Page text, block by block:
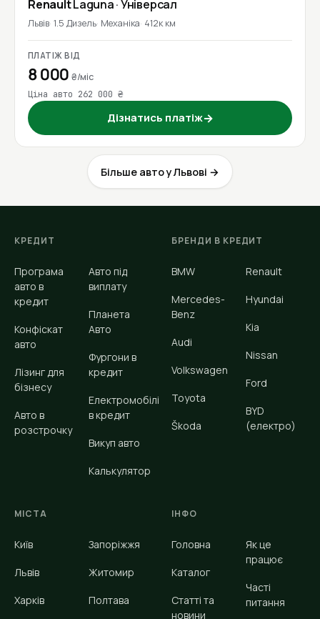
RenaultLaguna· Універсал
Львів 1.5 Дизель Механіка 412к км
ПЛАТІЖ ВІД
8 000₴/міс
Ціна авто 262 000 ₴
Дізнатись платіж→
Більше авто у Львові →
КРЕДИТ
Програма
авто в
кредит
Конфіскат
авто
Лізинг для
бізнесу
Авто в
розстрочку
Авто під
виплату
Планета
Авто
Фургони в
кредит
Електромобілі
в кредит
Викуп авто
Калькулятор
БРЕНДИ В КРЕДИТ
BMW
Mercedes-
Benz
Audi
Volkswagen
Toyota
Škoda
Renault
Hyundai
Kia
Nissan
Ford
BYD
(електро)
МІСТА
Київ
Львів
Харків
Запоріжжя
Житомир
Полтава
ІНФО
Головна
Каталог
Статті та
новини
Як це
працює
Часті
питання